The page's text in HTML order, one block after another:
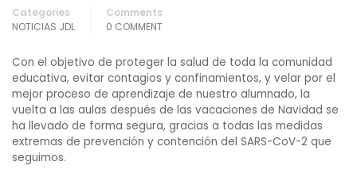
Categories
NOTICIAS JDL
Comments
0 COMMENT
Con el objetivo de proteger la salud de toda la comunidad
educativa, evitar contagios y confinamientos, y velar por el
mejor proceso de aprendizaje de nuestro alumnado, la
vuelta a las aulas después de las vacaciones de Navidad se
ha llevado de forma segura, gracias a todas las medidas
extremas de prevención y contención del SARS-CoV-2 que
seguimos.